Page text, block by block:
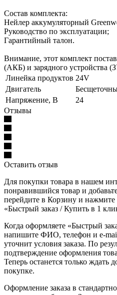
Состав комплекта:
Нейлер аккумуляторный
Руководство по эксплуатации;
Гарантийный талон.
Внимание, этот комплект
(АКБ) и зарядного устройства
Линейка продуктов 24V
Двигатель
Напряжение, В
24
Отзывы
Оставить отзыв
Для покупки товара в нашем
понравившийся товар и
перейдите в Корзину и
«Быстрый заказ / Купить в 1
Когда оформляете «Быстрый
напишите ФИО, телефон и e-
уточнит условия заказа. По
подтверждение оформления
Теперь останется только ждать
покупке.
Оформление заказа в